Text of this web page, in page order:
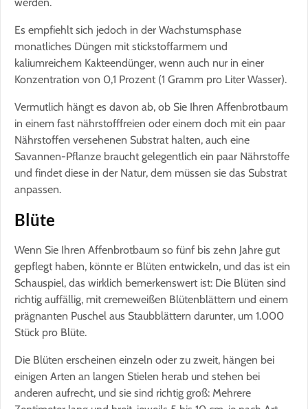
Es empfiehlt sich jedoch in der Wachstumsphase
monatliches Düngen mit stickstoffarmem und
kaliumreichem Kakteendünger, wenn auch nur in einer
Konzentration von 0,1 Prozent (1 Gramm pro Liter Wasser).
Vermutlich hängt es davon ab, ob Sie Ihren Affenbrotbaum
in einem fast nährstofffreien oder einem doch mit ein paar
Nährstoffen versehenen Substrat halten, auch eine
Savannen-Pflanze braucht gelegentlich ein paar Nährstoffe
und findet diese in der Natur, dem müssen sie das Substrat
anpassen.
Blüte
Wenn Sie Ihren Affenbrotbaum so fünf bis zehn Jahre gut
gepflegt haben, könnte er Blüten entwickeln, und das ist ein
Schauspiel, das wirklich bemerkenswert ist: Die Blüten sind
richtig auffällig, mit cremeweißen Blütenblättern und einem
prägnanten Puschel aus Staubblättern darunter, um 1.000
Stück pro Blüte.
Die Blüten erscheinen einzeln oder zu zweit, hängen bei
einigen Arten an langen Stielen herab und stehen bei
anderen aufrecht, und sie sind richtig groß: Mehrere